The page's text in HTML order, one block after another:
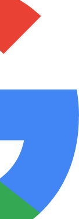
Blog-
Posteingang.